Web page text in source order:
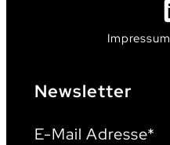
Impressum
Newsletter
E-Mail Adresse*